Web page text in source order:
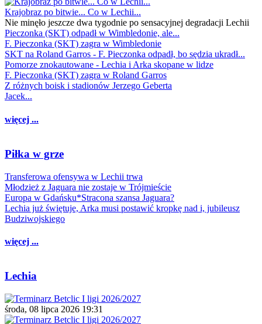
Krajobraz po bitwie... Co w Lechii...
Nie minęło jeszcze dwa tygodnie po sensacyjnej degradacji Lechii
Pieczonka (SKT) odpadł w Wimbledonie, ale...
F. Pieczonka (SKT) zagra w Wimbledonie
SKT na Roland Garros - F. Pieczonka odpadł, bo sędzia ukradł...
Pomorze znokautowane - Lechia i Arka skopane w lidze
F. Pieczonka (SKT) zagra w Roland Garros
Z różnych boisk i stadionów Jerzego Geberta
Jacek...
więcej ...
Piłka w grze
Transferowa ofensywa w Lechii trwa
Młodzież z Jaguara nie zostaje w Trójmieście
Europa w Gdańsku*Stracona szansa Jaguara?
Lechia już świętuje, Arka musi postawić kropkę nad i, jubileusz
Budziwojskiego
więcej ...
Lechia
środa, 08 lipca 2026 19:31